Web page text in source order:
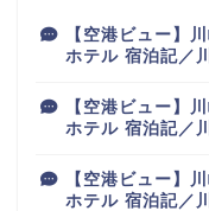
【空港ビュー】
ホテル 宿泊記／
【空港ビュー】
ホテル 宿泊記／
【空港ビュー】
ホテル 宿泊記／